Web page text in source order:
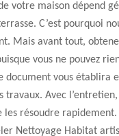
votre maison dépend
C’est pourquoi
Mais avant tout,
vous ne pouvez
document vous établira
travaux. Avec
résoudre rapidement.
Nettoyage Habitat